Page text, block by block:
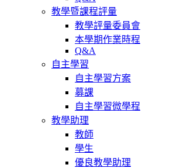
教學暨課程評量
教學評量委員會
本學期作業時程
Q&A
自主學習
自主學習方案
募課
自主學習微學程
教學助理
教師
學生
優良教學助理